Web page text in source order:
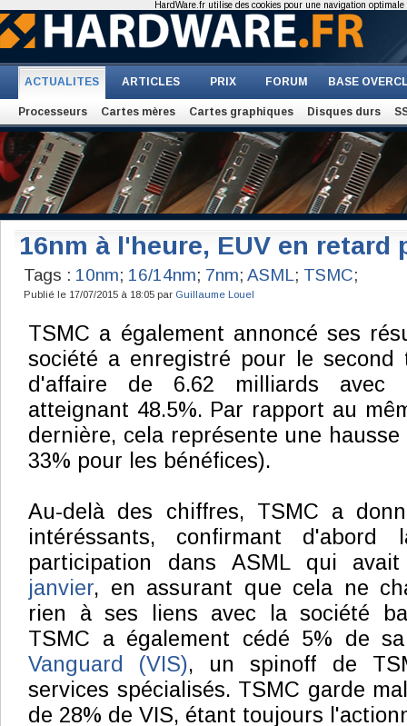
ACTUALITES ARTICLES PRIX FORUM BASE
Processeurs Cartes mères Cartes graphiques Disques durs
16nm à l'heure, EUV en retard
Tags : 10nm; 16/14nm; 7nm; ASML; TSMC;
Publié le 17/07/2015 à 18:05 par Guillaume Louel
TSMC a également annoncé ses
société a enregistré pour le second
d'affaire de 6.62 milliards avec
atteignant 48.5%. Par rapport au
dernière, cela représente une
33% pour les bénéfices).
Au-delà des chiffres, TSMC a
intéréssants, confirmant
participation dans ASML qui
janvier, en assurant que cela ne
rien à ses liens avec la société
TSMC a également cédé 5% de
Vanguard (VIS), un spinoff de
services spécialisés. TSMC garde
de 28% de VIS, étant toujours
HardWare.fr utilise des cookies pour une navigation